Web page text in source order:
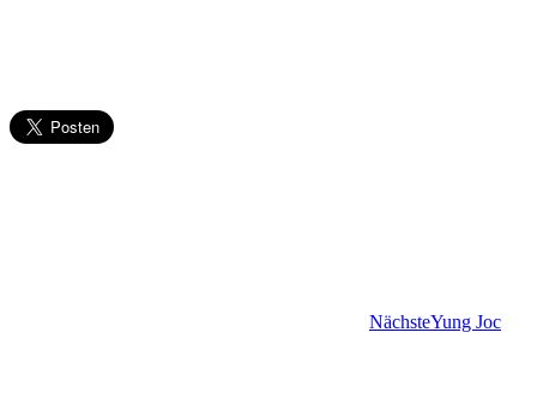
NächsteYung Joc